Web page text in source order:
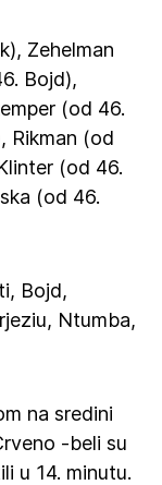
Zehelman
Bojd),
(od 46.
Rikman (od
(od 46.
(od 46.
Bojd,
Ntumba,
na sredini
-beli su
u 14. minutu.